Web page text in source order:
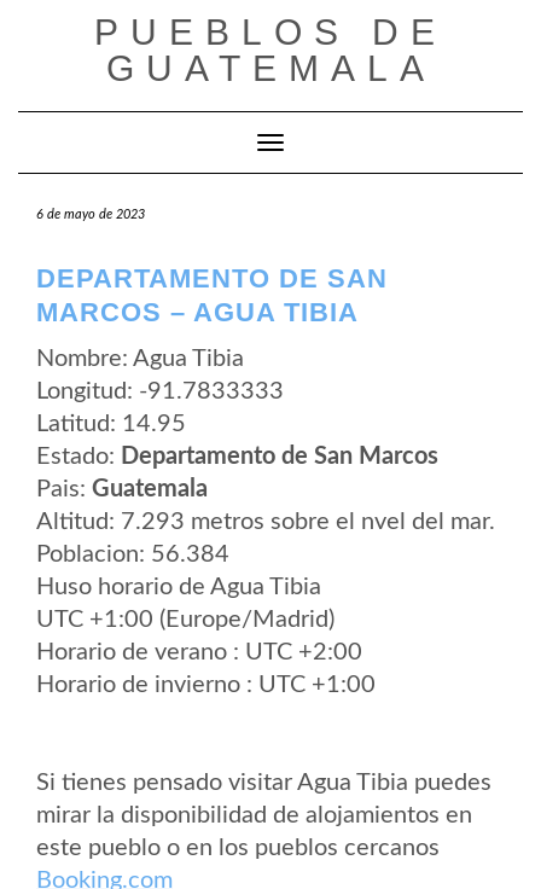
PUEBLOS DE
GUATEMALA
Cambiar modo de navegación
6 de mayo de 2023
DEPARTAMENTO DE SAN
MARCOS – AGUA TIBIA
Nombre: Agua Tibia
Longitud: -91.7833333
Latitud: 14.95
Estado: Departamento de San Marcos
Pais: Guatemala
Altitud: 7.293 metros sobre el nvel del mar.
Poblacion: 56.384
Huso horario de Agua Tibia
UTC +1:00 (Europe/Madrid)
Horario de verano : UTC +2:00
Horario de invierno : UTC +1:00
Si tienes pensado visitar Agua Tibia puedes
mirar la disponibilidad de alojamientos en
este pueblo o en los pueblos cercanos
Booking.com